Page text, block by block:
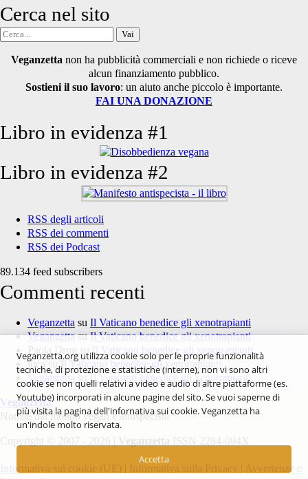
Cerca nel sito
Cerca
Veganzetta non ha pubblicità commerciali e non richiede o riceve
alcun finanziamento pubblico.
Sostieni il suo lavoro: un aiuto anche piccolo è importante.
FAI UNA DONAZIONE
Libro in evidenza #1
Libro in evidenza #2
RSS degli articoli
RSS dei commenti
RSS dei Podcast
89.134 feed subscribers
Commenti recenti
Veganzetta su Il Vaticano benedice gli xenotrapianti
VeganzettasuIl Vaticano benedice gli xenotrapianti
Paola Drog suIl Vaticano benedice gli xenotrapianti
luca suIl Vaticano benedice gli xenotrapianti
Veganzetta su Il Vaticano benedice gli xenotrapianti
Veganzetta
Notizie dal mondo vegan e antispecista
Copyright © 2007 - 2026 | Veganzetta ISSN 2284-094X
Informativa sui cookie (UE) Informativa sulla Privacy
Avvertenze e
Veganzetta.org utilizza cookie solo per le proprie funzionalità
tecniche, di protezione e statistiche (interne), non vi sono altri
cookie se non quelli relativi a video e audio di altre piattaforme (es.
Youtube) incorporati in alcune pagine del sito. Se vuoi saperne di
più visita la pagina dell'infornativa sui cookie. Veganzetta ha
un'indole molto riservata.
Accetta